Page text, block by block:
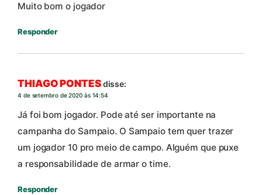
Muito bom o jogador
Responder
THIAGO PONTESdisse:
4 de setembro de 2020 às 14:54
Já foi bom jogador. Pode até ser importante na
campanha do Sampaio. O Sampaio tem quer trazer
um jogador 10 pro meio de campo. Alguém que puxe
a responsabilidade de armar o time.
Responder